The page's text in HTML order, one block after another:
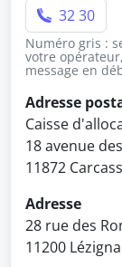
32 30
Numéro gris :
votre
message en
Adresse
Caisse
18 avenue
11872
Adresse
28 rue des
11200